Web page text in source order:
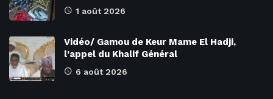
1 août 2026
Vidéo/ Gamou de Keur Mame El Hadji,
l’appel du Khalif Général
6 août 2026